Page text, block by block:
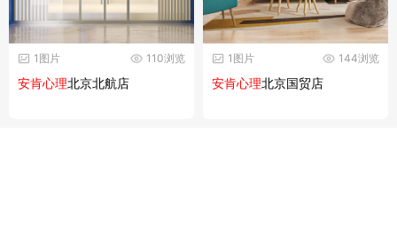
110浏览
1图片
安肯心理北京北航店
144浏览
1图片
安肯心理北京国贸店